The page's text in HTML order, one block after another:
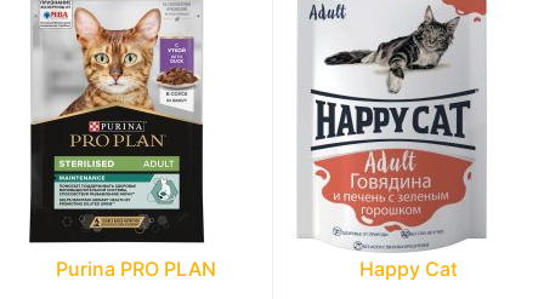
Purina PRO PLAN Happy Cat